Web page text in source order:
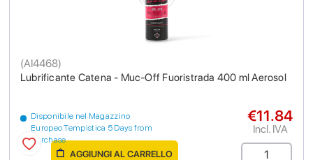
Lubrificante Catena - Muc-Off Fuoristrada 400 ml Aerosol
(AI4468)
Disponibile nel Magazzino
Europeo Tempistica 5 Days from
purchase
€11.84
Incl. IVA
AGGIUNGI AL CARRELLO